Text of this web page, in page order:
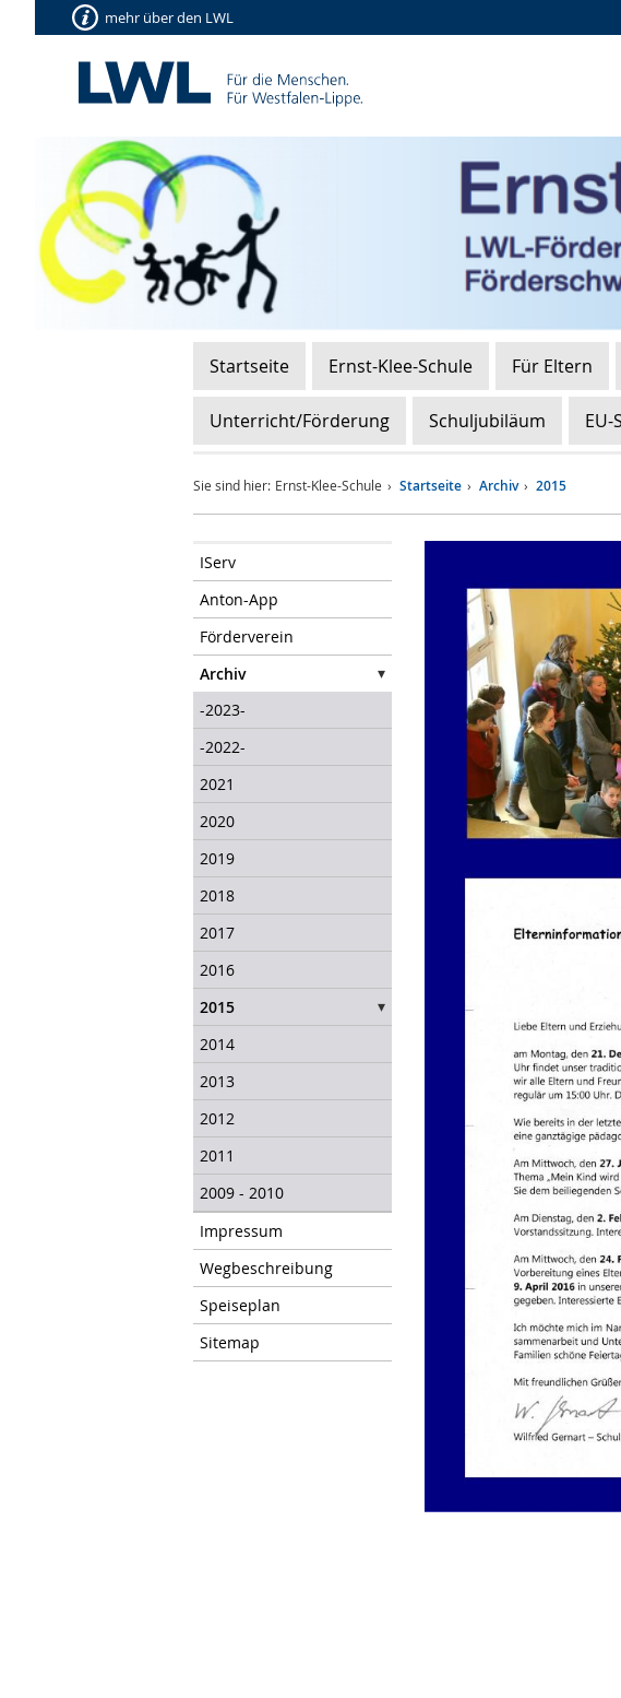
mehr über den LWL
Startseite Ernst-Klee-Schule Für Eltern
Unterricht/Förderung Schuljubiläum
Sie sind hier: Ernst-Klee-Schule Startseite Archiv 2015
IServ
Anton-App
Förderverein
Archiv
-2023-
-2022-
2021
2020
2019
2018
2017
2016
2015
2014
2013
2012
2011
2009 - 2010
Impressum
Wegbeschreibung
Speiseplan
Sitemap